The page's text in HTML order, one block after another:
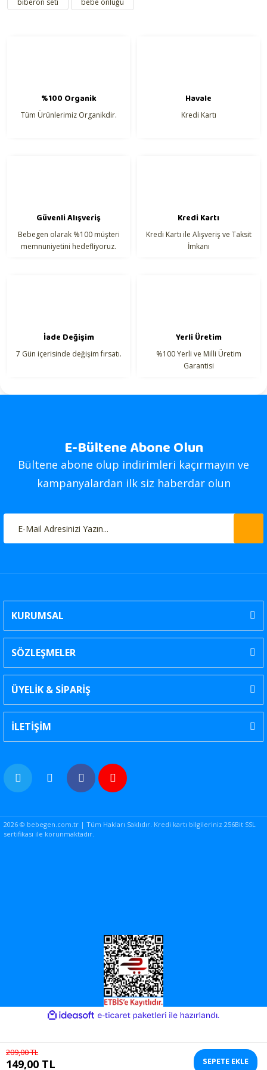
Ürün resmi kalitesiz, bozuk veya görüntülenemiyor.
biberon seti
bebe önlüğü
209,00 TL
149,00 TL SEPETE EKLE
%100 Organik
Tüm Ürünlerimiz Organikdir.
Havale
Kredi Kartı
Güvenli Alışveriş
Bebegen olarak %100 müşteri
memnuniyetini hedefliyoruz.
Kredi Kartı
Kredi Kartı ile Alışveriş ve Taksit
İmkanı
İade Değişim
7 Gün içerisinde değişim fırsatı.
Yerli Üretim
%100 Yerli ve Milli Üretim
Garantisi
E-Bültene Abone Olun
Bültene abone olup indirimleri kaçırmayın ve
kampanyalardan ilk siz haberdar olun
KURUMSAL
SÖZLEŞMELER
ÜYELİK & SİPARİŞ
İLETİŞİM
2026 © bebegen.com.tr | Tüm Hakları Saklıdır. Kredi kartı bilgileriniz 256Bit SSL
sertifikası ile korunmaktadır.
ideasoft
e-
Mayo & Bikini